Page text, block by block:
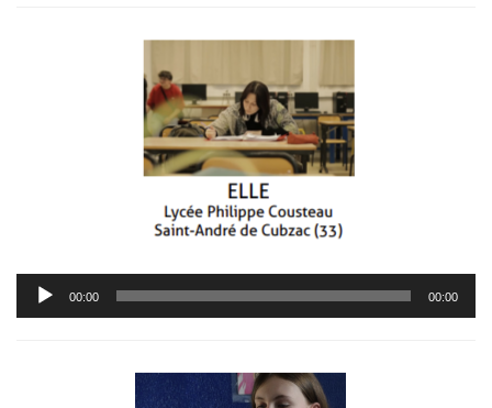
Lecteur
audio
00:00 00:00